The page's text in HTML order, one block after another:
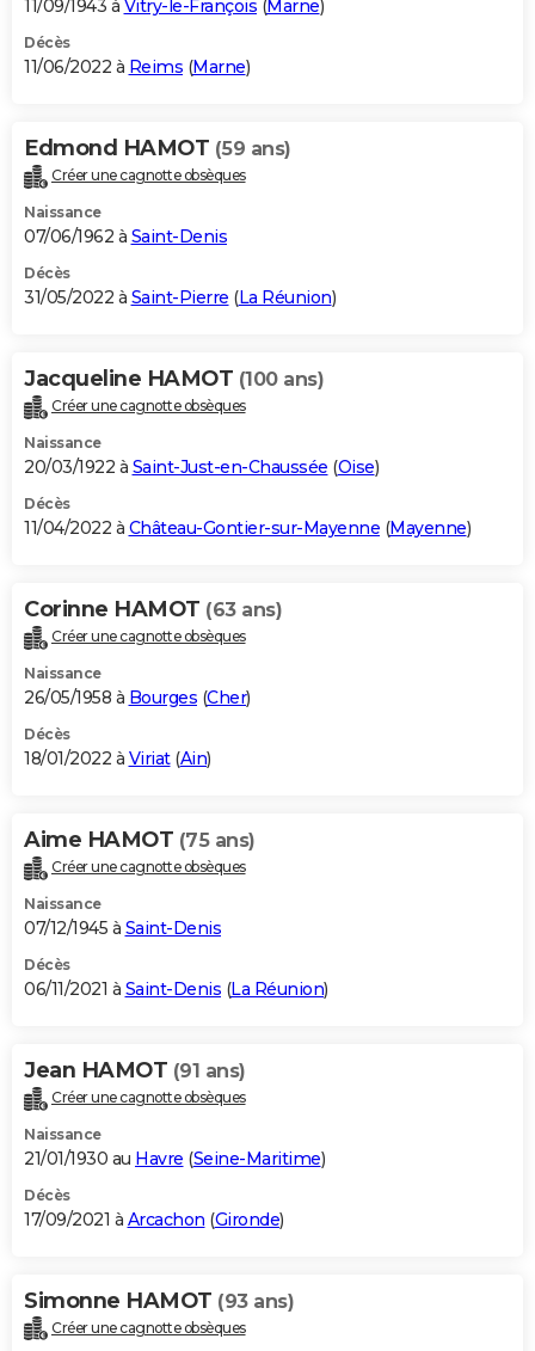
11/09/1943 à Vitry-le-François (Marne)
Décès
11/06/2022 à Reims (Marne)
Edmond HAMOT (59 ans)
Créer une cagnotte obsèques
Naissance
07/06/1962 à Saint-Denis
Décès
31/05/2022 à Saint-Pierre (La Réunion)
Jacqueline HAMOT (100 ans)
Créer une cagnotte obsèques
Naissance
20/03/1922 à Saint-Just-en-Chaussée (Oise)
Décès
11/04/2022 à Château-Gontier-sur-Mayenne (Mayenne)
Corinne HAMOT (63 ans)
Créer une cagnotte obsèques
Naissance
26/05/1958 à Bourges (Cher)
Décès
18/01/2022 à Viriat(Ain)
Aime HAMOT (75 ans)
Créer une cagnotte obsèques
Naissance
07/12/1945 à Saint-Denis
Décès
06/11/2021 à Saint-Denis (La Réunion)
Jean HAMOT (91 ans)
Créer une cagnotte obsèques
Naissance
21/01/1930 au Havre (Seine-Maritime)
Décès
17/09/2021 à Arcachon (Gironde)
Simonne HAMOT (93 ans)
Créer une cagnotte obsèques